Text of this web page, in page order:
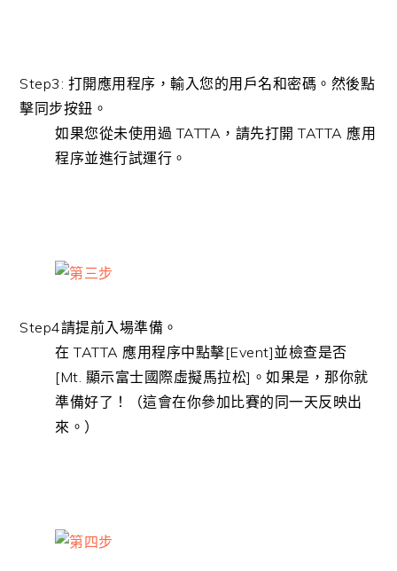
Step3: 打開應用程序，輸入您的用戶名和密碼。然後點
擊同步按鈕。
如果您從未使用過 TATTA，請先打開 TATTA 應用
程序並進行試運行。
Step4請提前入場準備。
在 TATTA 應用程序中點擊[Event]並檢查是否
[Mt. 顯示富士國際虛擬馬拉松] 。如果是，那你就
準備好了！（這會在你參加比賽的同一天反映出
來。）